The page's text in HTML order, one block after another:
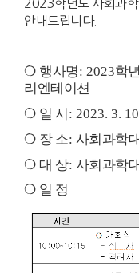
2023학년도 사회과
안내드립니다.
❍ 행사명: 2023학
리엔테이션
❍ 일 시 : 2023. 3.
❍ 장 소: 사회과학
❍ 대 상: 사회과학
❍ 일 정